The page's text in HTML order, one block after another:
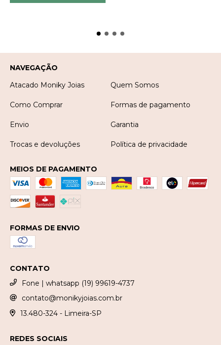
NAVEGAÇÃO
Atacado Moniky Joias
Quem Somos
Como Comprar Formas de pagamento
Envio Garantia
Trocas e devoluções Política de privacidade
MEIOS DE PAGAMENTO
FORMAS DE ENVIO
CONTATO
Fone | whatsapp (19) 99619-4737
contato@monikyjoias.com.br
13.480-324 - Limeira-SP
REDES SOCIAIS